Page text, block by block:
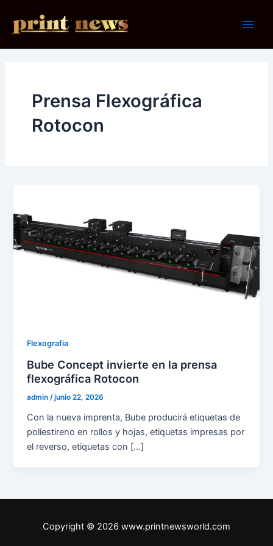
contenido
Prensa Flexográfica
Rotocon
Flexografia
Bube Concept invierte en la prensa
flexográfica Rotocon
admin /junio 22, 2026
Con la nueva imprenta, Bube producirá etiquetas de
poliestireno en rollos y hojas, etiquetas impresas por
el reverso, etiquetas con […]
Copyright © 2026 www.printnewsworld.com